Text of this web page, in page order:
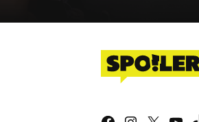
Facebook
X